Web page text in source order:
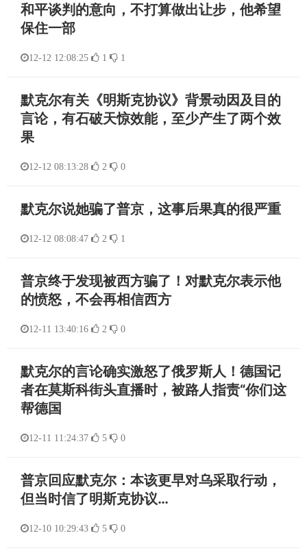
和平谈判的意向，不打算做出让步，他希望
保住一部
12-12 12:08:25 1 1
默克尔有关《明斯克协议》背景动因及目的
言论，有石破天惊效能，至少产生了两个效
果
12-12 08:13:28 2 0
默克尔说她骗了普京，这事后果真的很严重
12-12 08:08:47 2 1
普京终于发现被西方骗了！对默克尔表示他
的愤怒，不会再相信西方
12-11 13:40:16 2 0
默克尔的言论确实激怒了俄罗斯人！德国记
者在莫斯科街头直播时，被路人指责“你们这
帮德国
12-11 11:24:37 5 0
普京回应默克尔：本该更早对乌采取行动，
但当时信了明斯克协议…
12-10 10:29:43 5 0